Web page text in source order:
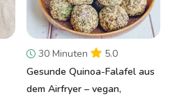
30 Minuten
5.0
Gesunde Quinoa-Falafel aus
dem Airfryer – vegan,